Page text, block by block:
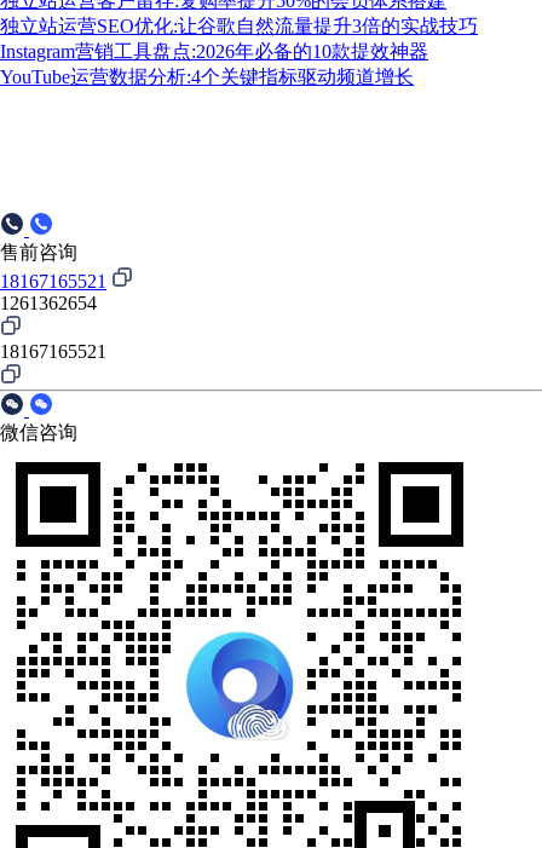
独立站运营SEO优化:让谷歌自然流量提升3倍的实战技巧
Instagram营销工具盘点:2026年必备的10款提效神器
YouTube运营数据分析:4个关键指标驱动频道增长
售前咨询
18167165521
1261362654
18167165521
微信咨询